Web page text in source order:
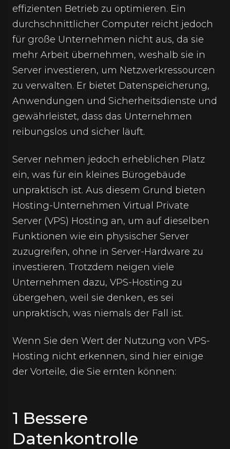
effizienten Betrieb zu optimieren. Ein
durchschnittlicher Computer reicht jedoch
für große Unternehmen nicht aus, da sie
mehr Arbeit übernehmen, weshalb sie in
Server investieren, um Netzwerkressourcen
zu verwalten. Er bietet Datenspeicherung,
Anwendungen und Sicherheitsdienste und
gewährleistet, dass das Unternehmen
reibungslos und sicher läuft.
Server nehmen jedoch erheblichen Platz
ein, was für ein kleines Bürogebäude
unpraktisch ist. Aus diesem Grund bieten
Hosting-Unternehmen Virtual Private
Server (VPS) Hosting an, um auf dieselben
Funktionen wie ein physischer Server
zuzugreifen, ohne in Server-Hardware zu
investieren. Trotzdem neigen viele
Unternehmen dazu, VPS-Hosting zu
übergehen, weil sie denken, es sei
unpraktisch, was niemals der Fall ist.
Wenn Sie den Wert der Nutzung von VPS-
Hosting nicht erkennen, sind hier einige
der Vorteile, die Sie ernten können:
1 Bessere
Datenkontrolle